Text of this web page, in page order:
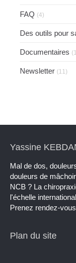
FAQ (4)
Des outils pour
Documentaires
Newsletter (11)
Yassine
Mal de dos,
douleurs de
NCB ? La
l'échelle
Prenez rendez-
Plan du site